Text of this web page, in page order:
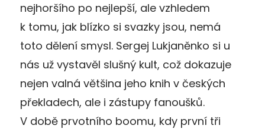
nejhoršího po nejlepší, ale vzhledem
k tomu, jak blízko si svazky jsou, nemá
toto dělení smysl. Sergej Lukjaněnko si u
nás už vystavěl slušný kult, což dokazuje
nejen valná většina jeho knih v českých
překladech, ale i zástupy fanoušků.
V době prvotního boomu, kdy první tři